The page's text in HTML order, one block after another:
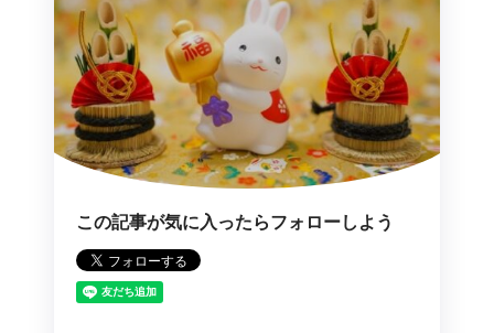
この記事が気に入ったらフォローしよう